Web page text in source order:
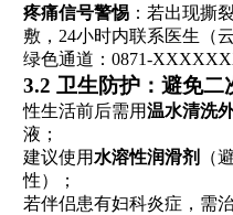
疼痛信号警惕 ：若出现撕
敷，24小时内联系医生（
绿色通道：0871-
3.2 卫生防护：避免二
性生活前后需用温水清洗
液；
建议使用 水溶性润滑剂
（
性）；
若伴侣患有妇科炎症，需